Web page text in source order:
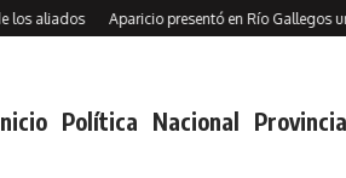
Aparicio presentó en Río Gallegos un
Política Nacional